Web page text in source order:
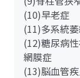
(10)早老症
(11)多系統
(12)糖尿病
網膜症
(13)脳血管